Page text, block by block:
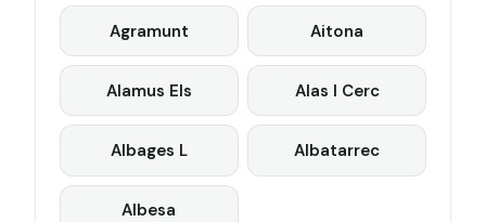
Agramunt Aitona
Alamus Els Alas I Cerc
Albages L Albatarrec
Albesa